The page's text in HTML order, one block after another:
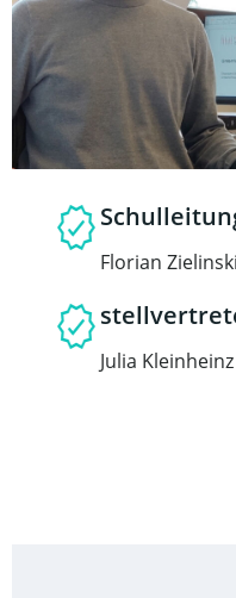
Florian Zielinski
Julia Kleinheinz